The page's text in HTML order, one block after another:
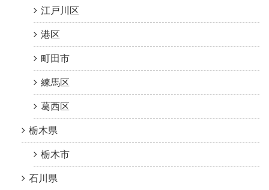
江戸川区
港区
町田市
練馬区
葛西区
栃木県
栃木市
石川県